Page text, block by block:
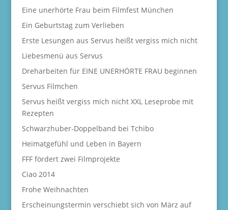
Eine unerhörte Frau beim Filmfest München
Ein Geburtstag zum Verlieben
Erste Lesungen aus Servus heißt vergiss mich nicht
Liebesmenü aus Servus
Dreharbeiten für EINE UNERHÖRTE FRAU beginnen
Servus Filmchen
Servus heißt vergiss mich nicht XXL Leseprobe mit
Rezepten
Schwarzhuber-Doppelband bei Tchibo
Heimatgefühl und Leben in Bayern
FFF fördert zwei Filmprojekte
Ciao 2014
Frohe Weihnachten
Erscheinungstermin verschiebt sich von März auf